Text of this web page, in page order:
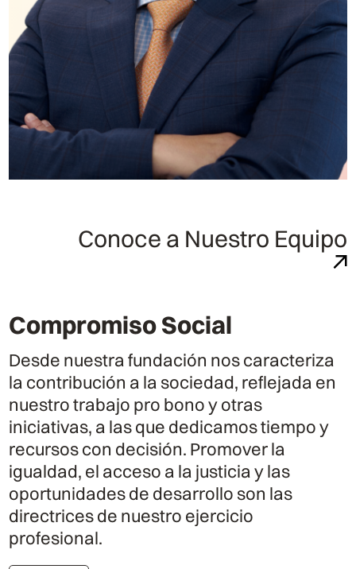
Conoce a Nuestro Equipo
Compromiso Social
Desde nuestra fundación nos caracteriza
la contribución a la sociedad, reflejada en
nuestro trabajo pro bono y otras
iniciativas, a las que dedicamos tiempo y
recursos con decisión. Promover la
igualdad, el acceso a la justicia y las
oportunidades de desarrollo son las
directrices de nuestro ejercicio
profesional.